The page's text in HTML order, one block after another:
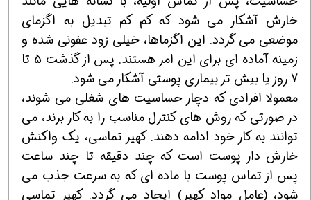
خارش آشکار می شود که کم کم تبدیل به اگزمای
موضعی می گردد. این اگزماها، خیلی زود عفونی شده و
زمینه آماده ای برای این امر هستند. پس از گذشت 5 تا
7 روز یا بیش تر بیماری پوستی آشکار می شود.
معمولا افرادی که دچار حساسیت های شغلی می شوند،
در صورتی که روش های کنترل مناسب را به کار برند، می
توانند به کار خود ادامه دهند. کهیر تماسی، یک واکنش
خارش دار پوست است که چند دقیقه تا چند ساعت
پس از تماس پوست با ماده ای که به سرعت جذب می
شود، (عامل مواد کهیر) ایجاد می گردد. کهیر تماسی